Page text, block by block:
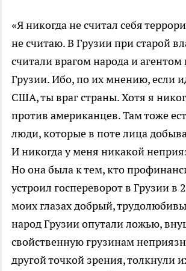
«Я никогда не считал себя
не считаю. В Грузии при старой
считали врагом народа и агентом
Грузии. Ибо, по их мнению, если
США, ты враг страны. Хотя я
против американцев. Там тоже
люди, которые в поте лица
И никогда у меня никакой
Но она была к тем, кто
устроил госпереворот в Грузии в
моих глазах добрый,
народ Грузии опутали ложью,
свойственную грузинам
другой точкой зрения, толкнули